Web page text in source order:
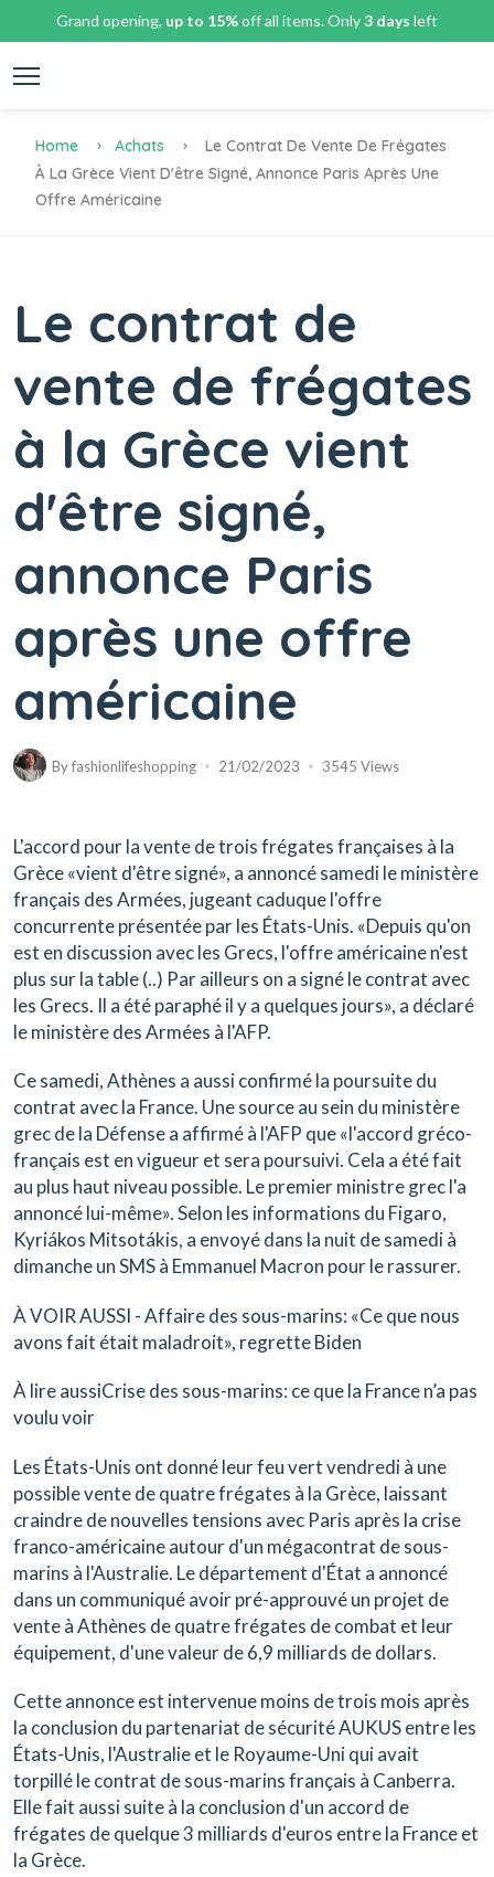
Grand opening, up to 15%off all items. Only3 days left
Home Achats
Le Contrat De Vente De Frégates
À La Grèce Vient D'être Signé, Annonce Paris Après Une
Offre Américaine
Le contrat de
vente de frégates
à la Grèce vient
d'être signé,
annonce Paris
après une offre
américaine
Byfashionlifeshopping 21/02/2023 3545 Views
L'accord pour la vente de trois frégates françaises à la
Grèce «vient d'être signé», a annoncé samedi le ministère
français des Armées, jugeant caduque l'offre
concurrente présentée par les États-Unis. «Depuis qu'on
est en discussion avec les Grecs, l'offre américaine n'est
plus sur la table (..) Par ailleurs on a signé le contrat avec
les Grecs. Il a été paraphé il y a quelques jours», a déclaré
le ministère des Armées à l'AFP.
Ce samedi, Athènes a aussi confirmé la poursuite du
contrat avec la France. Une source au sein du ministère
grec de la Défense a affirmé à l'AFP que «l'accord gréco-
français est en vigueur et sera poursuivi. Cela a été fait
au plus haut niveau possible. Le premier ministre grec l'a
annoncé lui-même». Selon les informations du Figaro,
Kyriákos Mitsotákis, a envoyé dans la nuit de samedi à
dimanche un SMS à Emmanuel Macron pour le rassurer.
À VOIR AUSSI - Affaire des sous-marins: «Ce que nous
avons fait était maladroit», regrette Biden
À lire aussiCrise des sous-marins: ce que la France n’a pas
voulu voir
Les États-Unis ont donné leur feu vert vendredi à une
possible vente de quatre frégates à la Grèce, laissant
craindre de nouvelles tensions avec Paris après la crise
franco-américaine autour d'un mégacontrat de sous-
marins à l'Australie. Le département d'État a annoncé
dans un communiqué avoir pré-approuvé un projet de
vente à Athènes de quatre frégates de combat et leur
équipement, d'une valeur de 6,9 milliards de dollars.
Cette annonce est intervenue moins de trois mois après
la conclusion du partenariat de sécurité AUKUS entre les
États-Unis, l'Australie et le Royaume-Uni qui avait
torpillé le contrat de sous-marins français à Canberra.
Elle fait aussi suite à la conclusion d'un accord de
frégates de quelque 3 milliards d'euros entre la France et
la Grèce.